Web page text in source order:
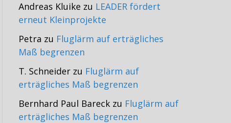
Andreas Kluike zu LEADER fördert
erneut Kleinprojekte
Petra zu Fluglärm auf erträgliches
Maß begrenzen
T. Schneider zu Fluglärm auf
erträgliches Maß begrenzen
Bernhard Paul Bareck zu Fluglärm auf
erträgliches Maß begrenzen